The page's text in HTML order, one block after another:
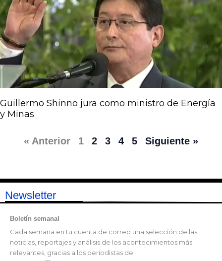
Guillermo Shinno jura como ministro de Energía
y Minas
« Anterior 1 2 3 4 5 Siguiente »
Newsletter
Boletín semanal
Cada semana en tu cuenta de correo una selección de las
noticias, reportajes y análisis de los acontecimientos más
relevantes, gracias a los periodistas de